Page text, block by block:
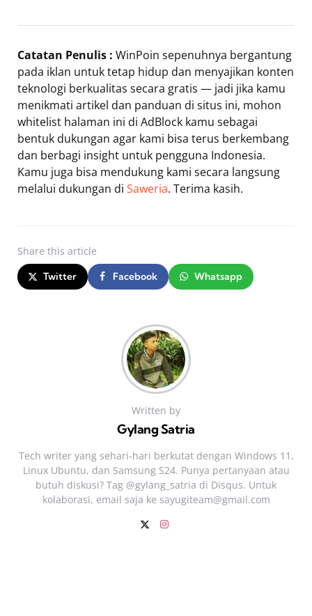
Catatan Penulis : WinPoin sepenuhnya bergantung
pada iklan untuk tetap hidup dan menyajikan konten
teknologi berkualitas secara gratis — jadi jika kamu
menikmati artikel dan panduan di situs ini, mohon
whitelist halaman ini di AdBlock kamu sebagai
bentuk dukungan agar kami bisa terus berkembang
dan berbagi insight untuk pengguna Indonesia.
Kamu juga bisa mendukung kami secara langsung
melalui dukungan di Saweria. Terima kasih.
Share this article
Twitter Facebook Whatsapp
Written by
Gylang Satria
Tech writer yang sehari‑hari berkutat dengan Windows 11,
Linux Ubuntu, dan Samsung S24. Punya pertanyaan atau
butuh diskusi? Tag @gylang_satria di Disqus. Untuk
kolaborasi, email saja ke sayugiteam@gmail.com